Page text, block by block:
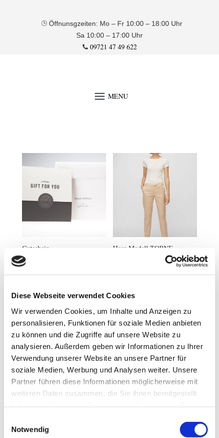
Diese Webseite verwendet Cookies
Wir verwenden Cookies, um Inhalte und Anzeigen zu
personalisieren, Funktionen für soziale Medien anbieten
zu können und die Zugriffe auf unsere Website zu
analysieren. Außerdem geben wir Informationen zu Ihrer
Verwendung unserer Website an unsere Partner für
soziale Medien, Werbung und Analysen weiter. Unsere
Partner führen diese Informationen möglicherweise mit
weiteren Daten zusammen, die Sie ihnen bereitgestellt
Notwendig
Öffnunsgzeiten: Mo – Fr 10:00 – 18:00 Uhr
Sa 10:00 – 17:00 Uhr
09721 47 49 622
Gutschein
10.00
Hose Modell TORNE
inkl. MwSt.
Langarm-Bluse
69.95 € inkl. MwSt.